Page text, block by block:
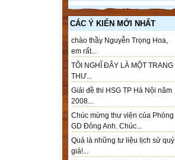
CÁC Ý KIẾN MỚI NHẤT
chào thầy Nguyễn Trọng Hoa,
em rất...
TÔI NGHĨ ĐÂY LÀ MỘT TRANG
THƯ...
Giải đề thi HSG TP Hà Nội năm
2008...
Chúc mừng thư viện của Phòng
GD Đông Anh. Chúc...
Quả là những tư liệu lịch sử quý
giá!...